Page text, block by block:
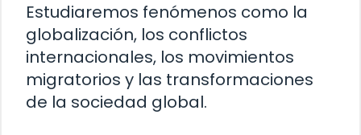
Estudiaremos fenómenos como la
globalización, los conflictos
internacionales, los movimientos
migratorios y las transformaciones
de la sociedad global.